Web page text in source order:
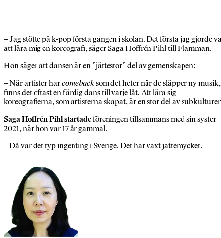
– Jag stötte på k-pop första gången i skolan. Det första jag gjorde
att lära mig en koreografi, säger Saga Hoffrén Pihl till Flamman.
Hon säger att dansen är en ”jättestor” del av gemenskapen:
– När artister harcomebacksom det heter när de släpper ny musik,
finns det oftast en färdig dans till varje låt. Att lära sig
koreografierna, som artisterna skapat, är en stor del av
Saga Hoffrén Pihl startadeföreningen tillsammans med sin syster
2021, när hon var 17 år gammal.
– Då var det typ ingenting i Sverige. Det har växt jättemycket.